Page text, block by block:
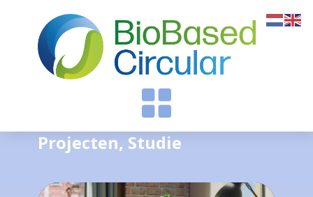
Projecten, Studie